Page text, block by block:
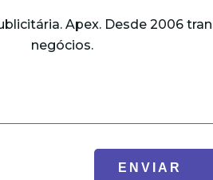
Apex. Desde 2006
negócios.